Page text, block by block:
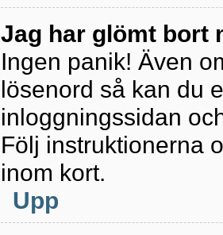
Jag har glömt bort
Ingen panik! Även
lösenord så kan du
inloggningssidan
Följ instruktionerna
inom kort.
Upp